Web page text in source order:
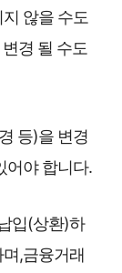
않을 수도
경 될 수도
등)을 변경
어야 합니다.
입(상환)하
,금융거래